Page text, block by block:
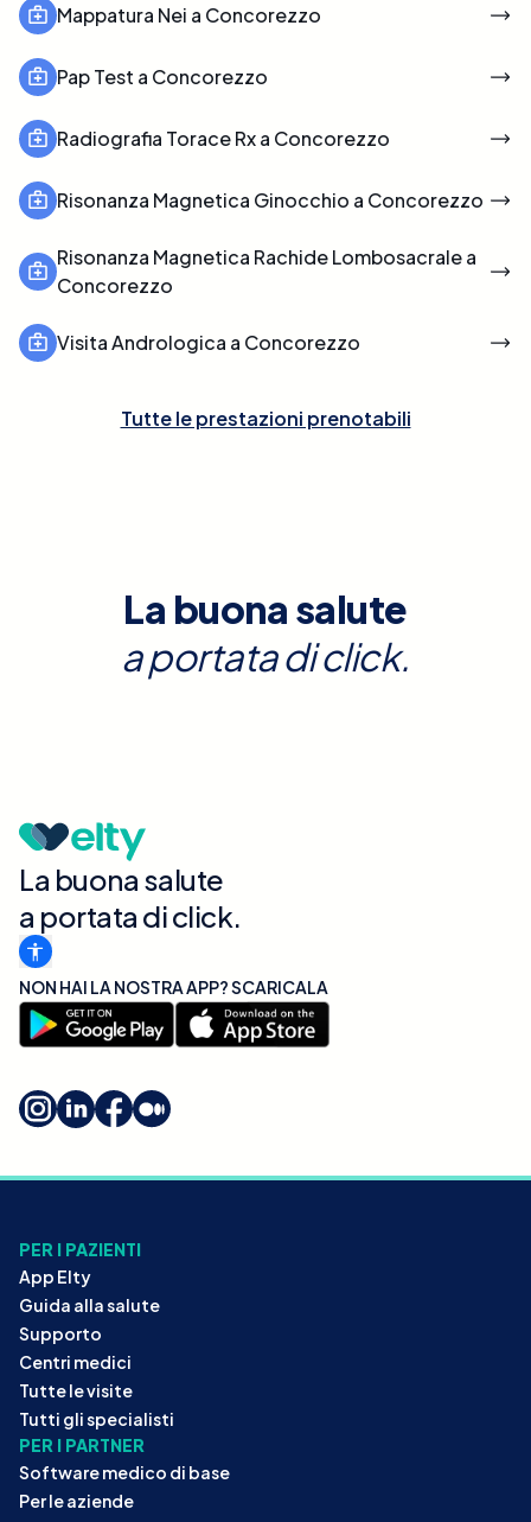
Mappatura Nei a Concorezzo
Pap Test a Concorezzo
Radiografia Torace Rx a Concorezzo
Risonanza Magnetica Ginocchio a Concorezzo
Risonanza Magnetica Rachide Lombosacrale a
Concorezzo
Visita Andrologica a Concorezzo
Tutte le prestazioni prenotabili
La buona salute
a portata di click.
La buona salute
a portata di click.
NON HAI LA NOSTRA APP? SCARICALA
PER I PAZIENTI
App Elty
Guida alla salute
Supporto
Centri medici
Tutte le visite
Tutti gli specialisti
PER I PARTNER
Software medico di base
Per le aziende